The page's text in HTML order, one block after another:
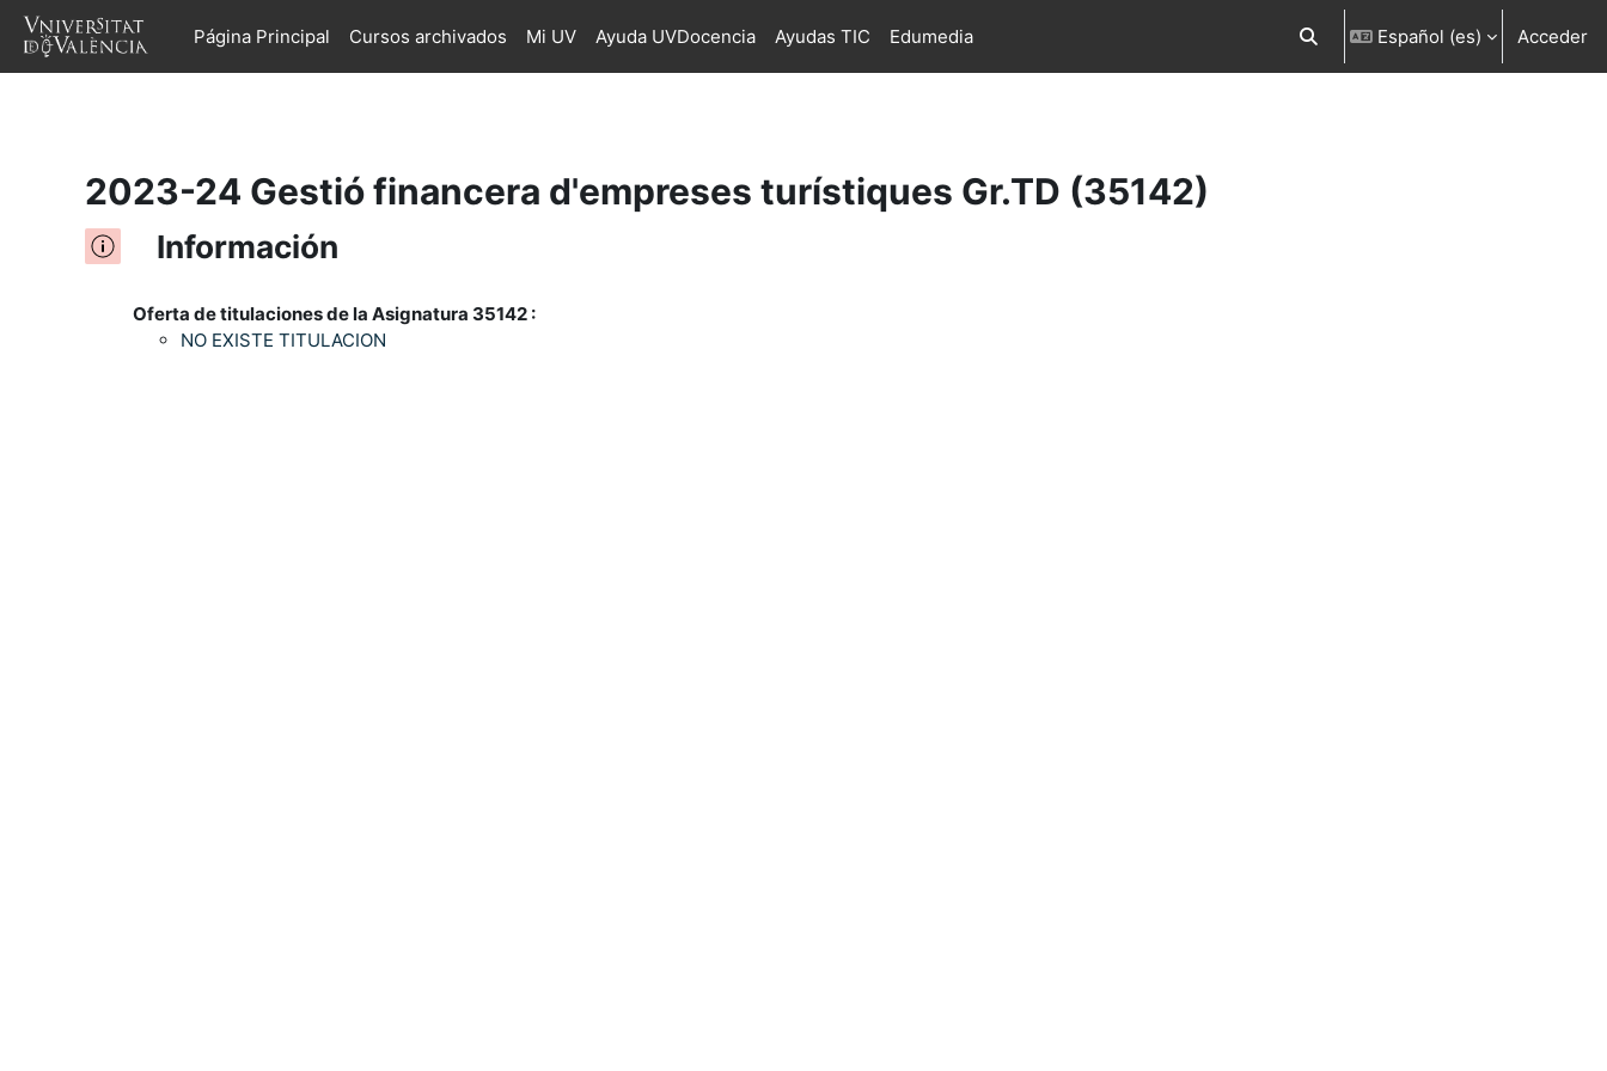
Salta al contenido principalPágina Principal Cursos archivados Mi UV Ayuda UVDocencia Ayudas TIC Edumedia Selector de búsqueda de entrada
Español ‎(es)‎ Acceder
2023-24 Gestió financera d'empreses turístiques Gr.TD (35142)
Información
Oferta de titulaciones de la Asignatura 35142 :
NO EXISTE TITULACION